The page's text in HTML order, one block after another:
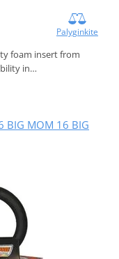
Palyginkite
foam insert from
in…
BIG MOM 16 BIG